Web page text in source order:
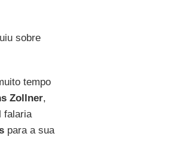
sobre
tempo
Zollner,
falaria
para a sua